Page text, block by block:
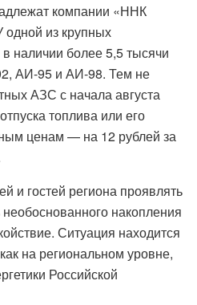
компании «ННК
из крупных
наличии более 5,5 тысячи
АИ-95 и АИ-98. Тем не
АЗС с начала августа
топлива или его
ценам — на 12 рублей за
и гостей региона проявлять
необоснованного накопления
Ситуация находится
на региональном уровне,
Российской